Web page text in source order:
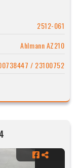
2512-061
Ahlmann AZ210
/ 23100752